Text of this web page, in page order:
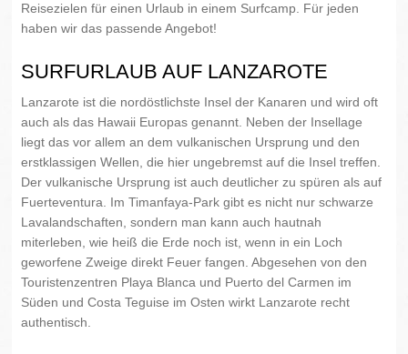
Reisezielen für einen Urlaub in einem Surfcamp. Für jeden
haben wir das passende Angebot!
SURFURLAUB AUF LANZAROTE
Lanzarote ist die nordöstlichste Insel der Kanaren und wird oft
auch als das Hawaii Europas genannt. Neben der Insellage
liegt das vor allem an dem vulkanischen Ursprung und den
erstklassigen Wellen, die hier ungebremst auf die Insel treffen.
Der vulkanische Ursprung ist auch deutlicher zu spüren als auf
Fuerteventura. Im Timanfaya-Park gibt es nicht nur schwarze
Lavalandschaften, sondern man kann auch hautnah
miterleben, wie heiß die Erde noch ist, wenn in ein Loch
geworfene Zweige direkt Feuer fangen. Abgesehen von den
Touristenzentren Playa Blanca und Puerto del Carmen im
Süden und Costa Teguise im Osten wirkt Lanzarote recht
authentisch.